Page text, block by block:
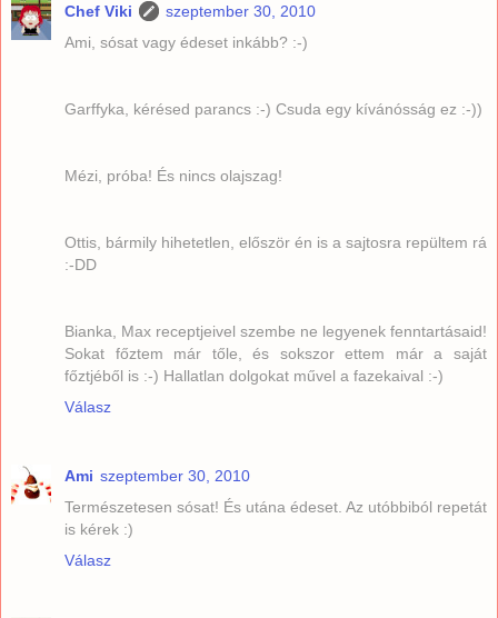
Chef Viki
szeptember 30, 2010
Ami, sósat vagy édeset inkább? :-)
Garffyka, kérésed parancs :-) Csuda egy kívánósság ez :-))
Mézi, próba! És nincs olajszag!
Ottis, bármily hihetetlen, először én is a sajtosra repültem rá
:-DD
Bianka, Max receptjeivel szembe ne legyenek fenntartásaid!
Sokat főztem már tőle, és sokszor ettem már a saját
főztjéből is :-) Hallatlan dolgokat művel a fazekaival :-)
Válasz
Ami szeptember 30, 2010
Természetesen sósat! És utána édeset. Az utóbbiból repetát
is kérek :)
Válasz